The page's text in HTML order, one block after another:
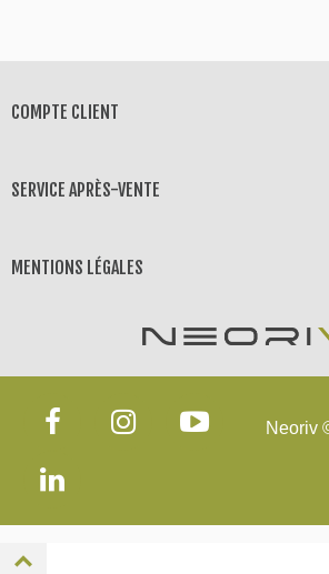
COMPTE CLIENT
SERVICE APRÈS-VENTE
MENTIONS LÉGALES
Neoriv